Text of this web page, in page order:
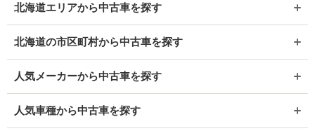
北海道エリアから中古車を探す
北海道の市区町村から中古車を探す
人気メーカーから中古車を探す
人気車種から中古車を探す